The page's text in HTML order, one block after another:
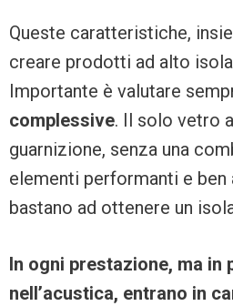
Queste caratteristiche,
creare prodotti ad alto
Importante è valutare
complessive. Il solo vetro
guarnizione, senza una
elementi performanti e ben
bastano ad ottenere un
In ogni prestazione, ma in
nell’acustica, entrano in